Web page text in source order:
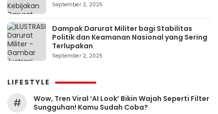
September 2, 2025
Dampak Darurat Militer bagi Stabilitas
Politik dan Keamanan Nasional yang Sering
Terlupakan
September 2, 2025
LIFESTYLE
#
Wow, Tren Viral ‘AI Look’ Bikin Wajah Seperti Filter
Sungguhan! Kamu Sudah Coba?